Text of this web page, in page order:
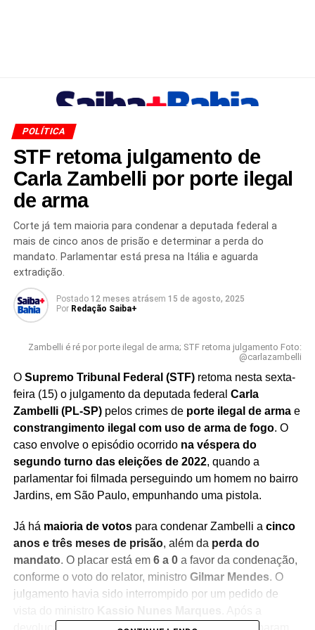
POLÍTICA
STF retoma julgamento de
Carla Zambelli por porte ilegal
de arma
Corte já tem maioria para condenar a deputada federal a
mais de cinco anos de prisão e determinar a perda do
mandato. Parlamentar está presa na Itália e aguarda
extradição.
Postado 12 meses atrásem 15 de agosto, 2025
Por Redação Saiba+
Zambelli é ré por porte ilegal de arma; STF retoma julgamento Foto:
@carlazambelli
O Supremo Tribunal Federal (STF)retoma nesta sexta-
feira (15) o julgamento da deputada federal Carla
Zambelli (PL-SP)pelos crimes de porte ilegal de armae
constrangimento ilegal com uso de arma de fogo. O
caso envolve o episódio ocorrido na véspera do
segundo turno das eleições de 2022, quando a
parlamentar foi filmada perseguindo um homem no bairro
Jardins, em São Paulo, empunhando uma pistola.
Já há maioria de votospara condenar Zambelli a cinco
anos e três meses de prisão, além da perda do
mandato. O placar está em 6 a 0a favor da condenação,
conforme o voto do relator, ministro Gilmar Mendes. O
julgamento havia sido interrompido por um pedido de
Cristiano Zanine Dias Toffoli